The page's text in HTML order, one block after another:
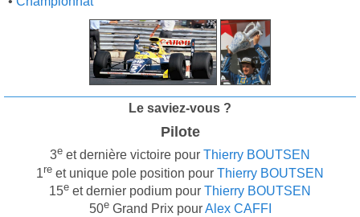
Le saviez-vous ?
Pilote
3e et dernière victoire pour Thierry BOUTSEN
1re et unique pole position pour Thierry BOUTSEN
15e et dernier podium pour Thierry BOUTSEN
50eGrand Prix pourAlex CAFFI